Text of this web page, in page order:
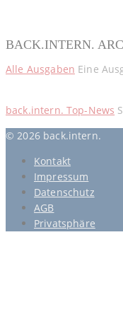
BACK.INTERN.
Alle Ausgaben Eine
back.intern. Top-News
© 2026 back.intern.
Kontakt
Impressum
Datenschutz
AGB
Privatsphäre